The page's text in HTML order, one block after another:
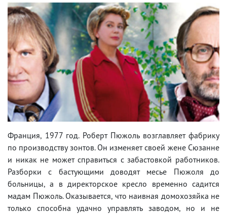
Франция, 1977 год. Роберт Пюжоль возглавляет фабрику
по производству зонтов. Он изменяет своей жене Сюзанне
и никак не может справиться с забастовкой работников.
Разборки с бастующими доводят месье Пюжоля до
больницы, а в директорское кресло временно садится
мадам Пюжоль. Оказывается, что наивная домохозяйка не
только способна удачно управлять заводом, но и не